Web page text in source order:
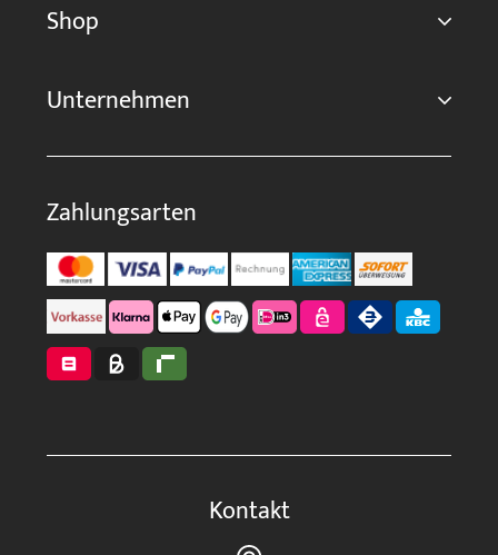
Shop
Unternehmen
Zahlungsarten
Kontakt